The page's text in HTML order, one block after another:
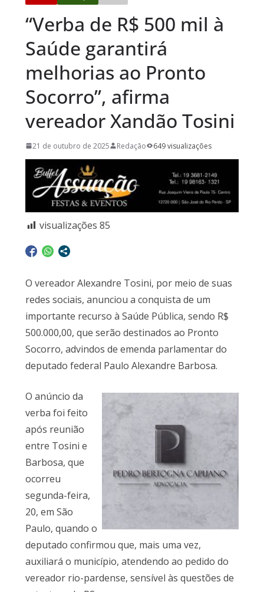
“Verba de R$ 500 mil à
Saúde garantirá
melhorias ao Pronto
Socorro”, afirma
vereador Xandão Tosini
21 de outubro de 2025 Redação 649 visualizações
visualizações 85
O vereador Alexandre Tosini, por meio de suas
redes sociais, anunciou a conquista de um
importante recurso à Saúde Pública, sendo R$
500.000,00, que serão destinados ao Pronto
Socorro, advindos de emenda parlamentar do
deputado federal Paulo Alexandre Barbosa.
O anúncio da
verba foi feito
após reunião
entre Tosini e
Barbosa, que
ocorreu
segunda-feira,
20, em São
Paulo, quando o
deputado confirmou que, mais uma vez,
auxiliará o município, atendendo ao pedido do
vereador rio-pardense, sensível às questões de